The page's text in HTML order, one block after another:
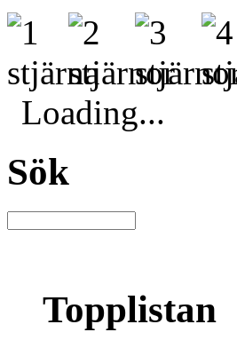
Loading...
Sök
Topplistan